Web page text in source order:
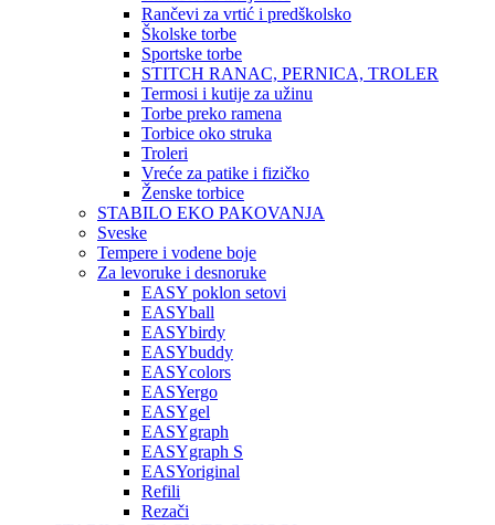
Rančevi za vrtić i predškolsko
Školske torbe
Sportske torbe
STITCH RANAC, PERNICA, TROLER
Termosi i kutije za užinu
Torbe preko ramena
Torbice oko struka
Troleri
Vreće za patike i fizičko
Ženske torbice
STABILO EKO PAKOVANJA
Sveske
Tempere i vodene boje
Za levoruke i desnoruke
EASY poklon setovi
EASYball
EASYbirdy
EASYbuddy
EASYcolors
EASYergo
EASYgel
EASYgraph
EASYgraph S
EASYoriginal
Refili
Rezači